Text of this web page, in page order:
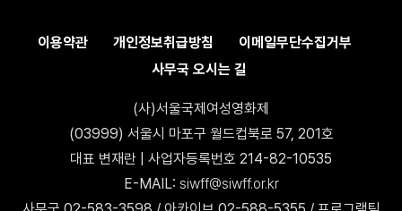
이용약관 개인정보취급방침
이메일무단수집거부
사무국 오시는 길
(사)서울국제여성영화제
(03999) 서울시 마포구 월드컵북로 57, 201호
대표 변재란 | 사업자등록번호 214-82-10535
E-MAIL: siwff@siwff.or.kr